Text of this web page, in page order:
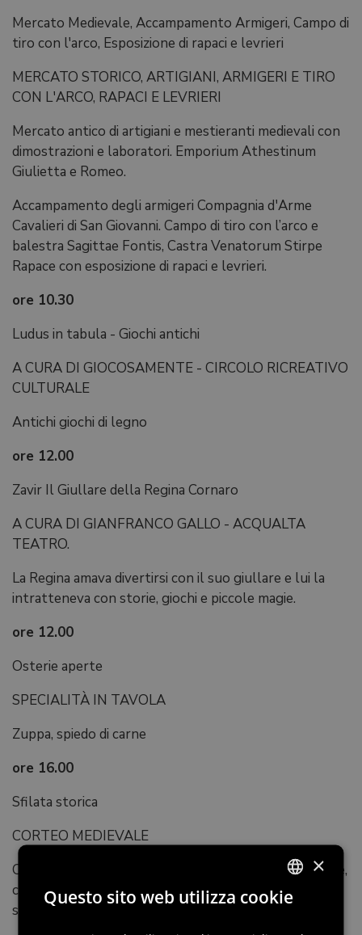
Mercato Medievale, Accampamento Armigeri, Campo di
tiro con l'arco, Esposizione di rapaci e levrieri
MERCATO STORICO, ARTIGIANI, ARMIGERI E TIRO
CON L'ARCO, RAPACI E LEVRIERI
Mercato antico di artigiani e mestieranti medievali con
dimostrazioni e laboratori. Emporium Athestinum
Giulietta e Romeo.
Accampamento degli armigeri Compagnia d'Arme
Cavalieri di San Giovanni. Campo di tiro con l’arco e
balestra Sagittae Fontis, Castra Venatorum Stirpe
Rapace con esposizione di rapaci e levrieri.
ore 10.30
Ludus in tabula - Giochi antichi
A CURA DI GIOCOSAMENTE - CIRCOLO RICREATIVO
CULTURALE
Antichi giochi di legno
ore 12.00
Zavir Il Giullare della Regina Cornaro
A CURA DI GIANFRANCO GALLO - ACQUALTA
TEATRO.
La Regina amava divertirsi con il suo giullare e lui la
intratteneva con storie, giochi e piccole magie.
ore 12.00
Osterie aperte
SPECIALITÀ IN TAVOLA
Zuppa, spiedo di carne
ore 16.00
Sfilata storica
CORTEO MEDIEVALE
Oltre 300 figuranti in costume storico. Armigeri, dame,
cavalieri e falconieri sfilano al ritmo dei tamburi e allo
sventolare delle bandiere.
×
Questo sito web utilizza cookie